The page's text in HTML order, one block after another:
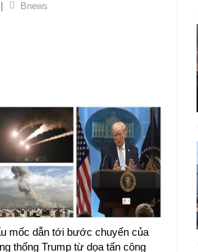
Bnews
mốc dẫn tới bước chuyển của
thống Trump từ dọa tấn công